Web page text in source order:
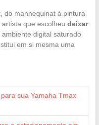
do mannequinat à pintura
que escolheu deixar
ambiente digital saturado
em si mesma uma
sua Yamaha Tmax